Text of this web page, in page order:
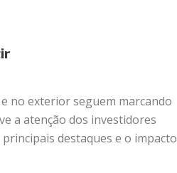
no exterior seguem marcando
a atenção dos investidores
destaques e o impacto